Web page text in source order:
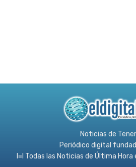
Noticias de
Periódico digital
l≡l Todas las Noticias de Última